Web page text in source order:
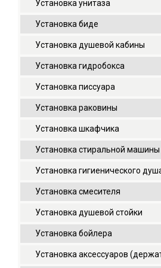
Установка унитаза
Установка биде
Установка душевой кабины
Установка гидробокса
Установка писсуара
Установка раковины
Установка шкафчика
Установка стиральной машины
Установка гигиенического
Установка смесителя
Установка душевой стойки
Установка бойлера
Установка аксессуаров